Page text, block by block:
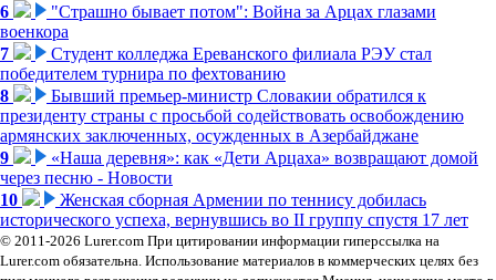
6
"Страшно бывает потом": Война за Арцах глазами
военкора
7
Студент колледжа Ереванского филиала РЭУ стал
победителем турнира по фехтованию
8
Бывший премьер-министр Словакии обратился к
президенту страны с просьбой содействовать освобождению
армянских заключенных, осужденных в Азербайджане
9
«Наша деревня»: как «Дети Арцаха» возвращают домой
через песню - Новости
10
Женская сборная Армении по теннису добилась
исторического успеха, вернувшись во II группу спустя 17 лет
© 2011-2026 Lurer.com При цитировании информации гиперссылка на
Lurer.com обязательна. Использование материалов в коммерческих целях без